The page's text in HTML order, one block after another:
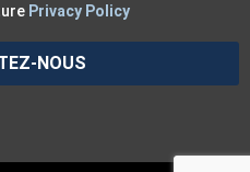
Privacy Policy
NOUS